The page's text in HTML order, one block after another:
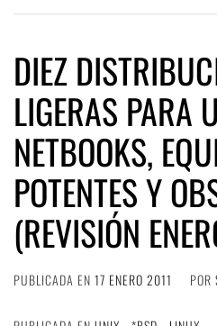
DIEZ
LIGERAS PARA
NETBOOKS,
POTENTES Y
(REVISIÓN
PUBLICADA EN 17 ENERO 2011 POR